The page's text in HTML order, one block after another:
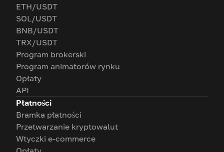
ETH/USDT
SOL/USDT
BNB/USDT
TRX/USDT
Program brokerski
Program animatorów rynku
Opłaty
API
Płatności
Bramka płatności
Przetwarzanie kryptowalut
Wtyczki e-commerce